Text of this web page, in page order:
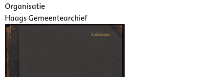
Organisatie
Haags Gemeentearchief